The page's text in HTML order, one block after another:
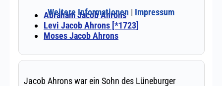
Weitere Informationen | Impressum